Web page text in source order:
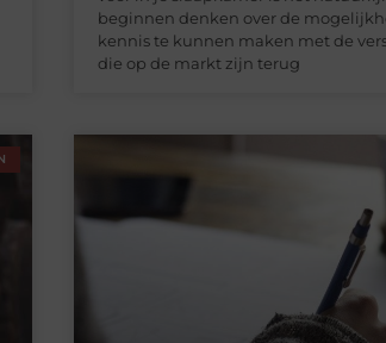
beginnen denken over de
kennis te kunnen maken met de
die op de markt zijn terug